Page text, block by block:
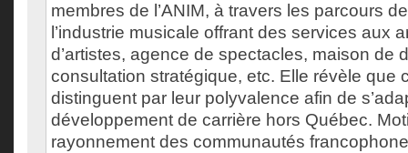
membres de l’ANIM, à travers les parcours
l’industrie musicale offrant des services aux
d’artistes, agence de spectacles, maison de
consultation stratégique, etc. Elle révèle que
distinguent par leur polyvalence afin de
développement de carrière hors Québec.
rayonnement des communautés